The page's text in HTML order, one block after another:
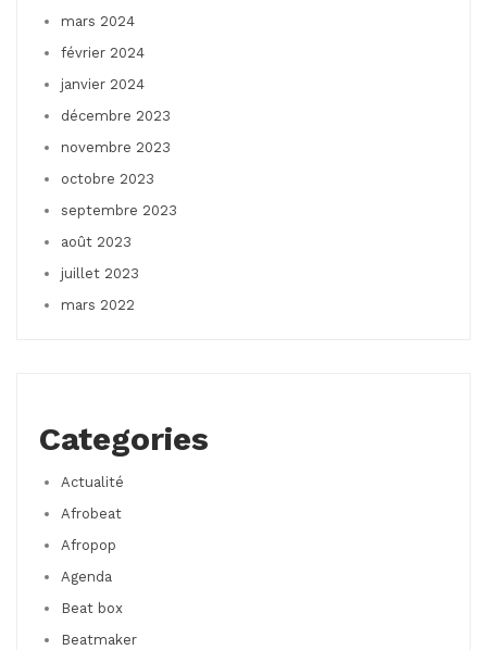
mars 2024
février 2024
janvier 2024
décembre 2023
novembre 2023
octobre 2023
septembre 2023
août 2023
juillet 2023
mars 2022
Categories
Actualité
Afrobeat
Afropop
Agenda
Beat box
Beatmaker